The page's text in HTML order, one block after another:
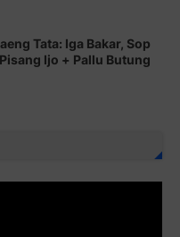
Tata: Iga Bakar, Sop
Ijo + Pallu Butung